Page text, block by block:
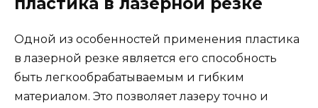
Одной из особенностей применения пластика
в лазерной резке является его способность
быть легкообрабатываемым и гибким
материалом. Это позволяет лазеру точно и